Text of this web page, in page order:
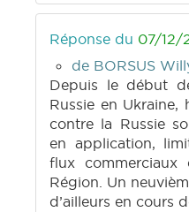
Réponse du 07/12/
de BORSUS
Depuis le début
Russie en
contre la Russie
en application,
flux
Région. Un
d’ailleurs en cours